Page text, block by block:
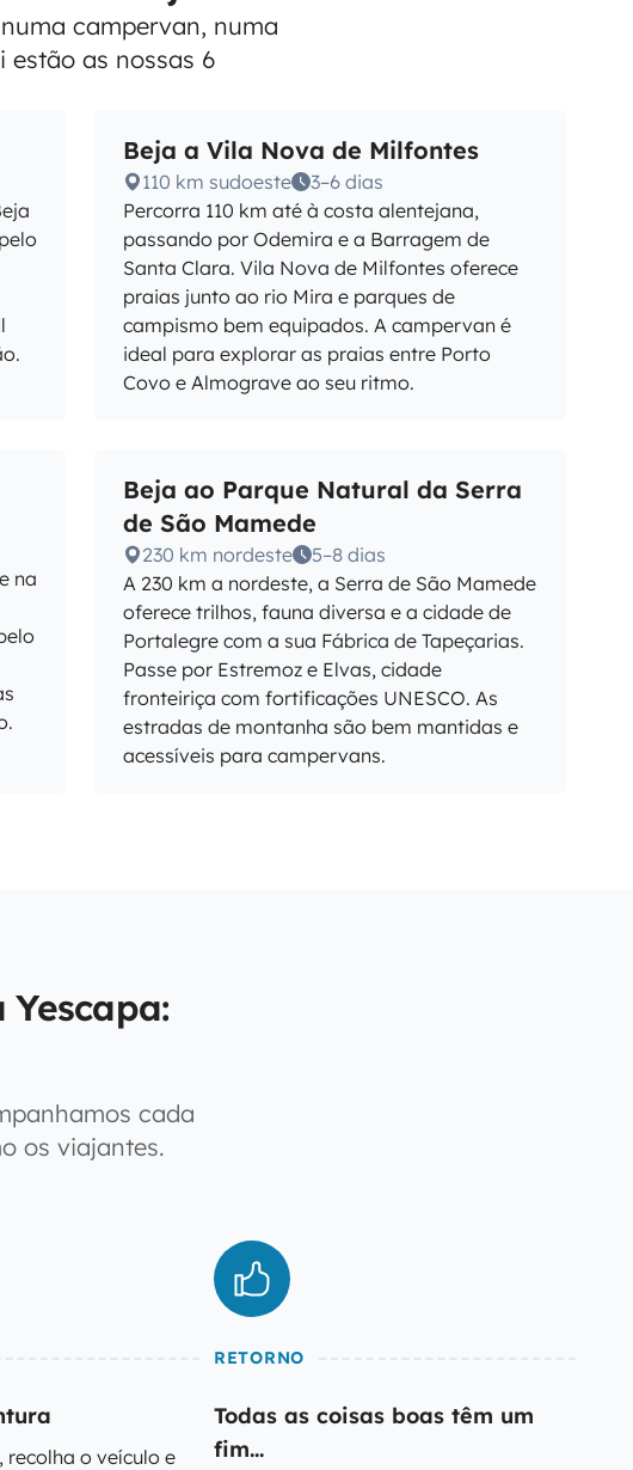
campervan, numa
as nossas 6
Beja a Vila Nova de Milfontes
110 km sudoeste
3–6 dias
Percorra 110 km até à costa alentejana,
passando por Odemira e a Barragem de
Santa Clara. Vila Nova de Milfontes oferece
praias junto ao rio Mira e parques de
campismo bem equipados. A campervan é
ideal para explorar as praias entre Porto
Covo e Almograve ao seu ritmo.
na
Beja ao Parque Natural da Serra
de São Mamede
230 km nordeste
5–8 dias
A 230 km a nordeste, a Serra de São Mamede
oferece trilhos, fauna diversa e a cidade de
Portalegre com a sua Fábrica de Tapeçarias.
Passe por Estremoz e Elvas, cidade
fronteiriça com fortificações UNESCO. As
estradas de montanha são bem mantidas e
acessíveis para campervans.
cada
os viajantes.
o veículo e
RETORNO
Todas as coisas boas têm um
fim...